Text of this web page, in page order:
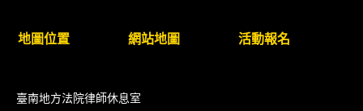
地圖位置 網站地圖 活動報名
臺南地方法院律師休息室